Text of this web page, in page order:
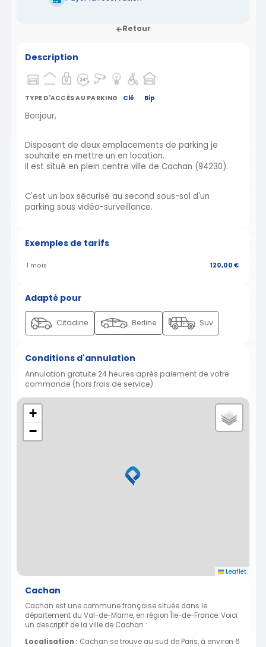
Retour
Description
TYPE D'ACCÈS AU PARKING Clé Bip
Bonjour,
Disposant de deux emplacements de parking je
souhaite en mettre un en location.
Il est situé en plein centre ville de Cachan (94230).
C'est un box sécurisé au second sous-sol d'un
parking sous vidéo-surveillance.
Exemples de tarifs
1 mois 120,00 €
Adapté pour
Citadine Berline Suv
Conditions d'annulation
Annulation gratuite 24 heures après paiement de votre
commande (hors frais de service)
+
−
Leaflet
Cachan
Cachan est une commune française située dans le
département du Val-de-Marne, en région Île-de-France. Voici
un descriptif de la ville de Cachan :
Localisation : Cachan se trouve au sud de Paris, à environ 6